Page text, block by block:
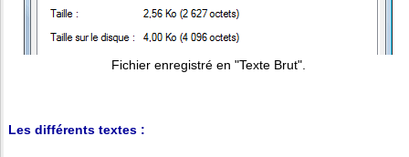
Fichier enregistré en "Texte Brut".
Les différents textes :